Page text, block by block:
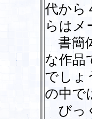
代から
らはメ
書簡
な作品
でしょ
の中で
びっ